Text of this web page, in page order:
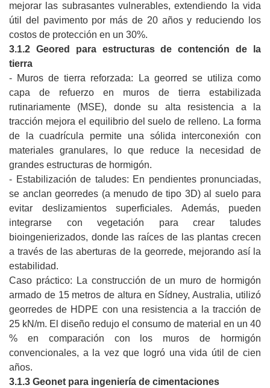
mejorar las subrasantes vulnerables, extendiendo la vida
útil del pavimento por más de 20 años y reduciendo los
costos de protección en un 30%.
3.1.2 Geored para estructuras de contención de la
tierra
- Muros de tierra reforzada: La georred se utiliza como
capa de refuerzo en muros de tierra estabilizada
rutinariamente (MSE), donde su alta resistencia a la
tracción mejora el equilibrio del suelo de relleno. La forma
de la cuadrícula permite una sólida interconexión con
materiales granulares, lo que reduce la necesidad de
grandes estructuras de hormigón.
- Estabilización de taludes: En pendientes pronunciadas,
se anclan georredes (a menudo de tipo 3D) al suelo para
evitar deslizamientos superficiales. Además, pueden
integrarse con vegetación para crear taludes
bioingenierizados, donde las raíces de las plantas crecen
a través de las aberturas de la georrede, mejorando así la
estabilidad.
Caso práctico: La construcción de un muro de hormigón
armado de 15 metros de altura en Sídney, Australia, utilizó
georredes de HDPE con una resistencia a la tracción de
25 kN/m. El diseño redujo el consumo de material en un 40
% en comparación con los muros de hormigón
convencionales, a la vez que logró una vida útil de cien
años.
3.1.3 Geonet para ingeniería de cimentaciones